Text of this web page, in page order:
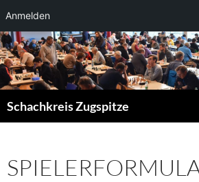
Anmelden
Schachkreis Zugspitze